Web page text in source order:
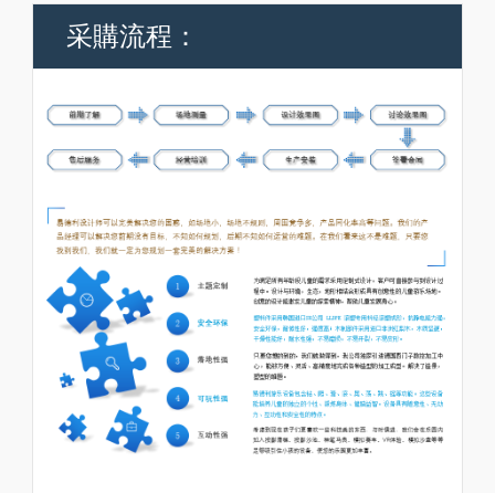
采購流程：